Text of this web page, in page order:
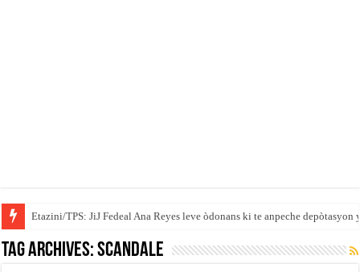
Etazini/TPS: JiJ Fedeal Ana Reyes leve òdonans ki te anpeche depòtasyon
Tag Archives:scandale